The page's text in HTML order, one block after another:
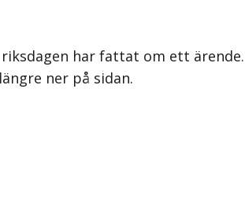
har fattat om ett
ner på sidan.